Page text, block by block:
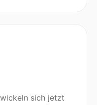
sich jetzt